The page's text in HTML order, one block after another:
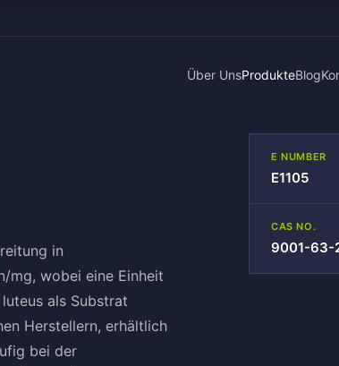
Über UnsProdukteBlog
in
mg, wobei eine Einheit
als Substrat
Herstellern, erhältlich
bei der
E NUMBER
E1105
CAS NO.
9001-63-